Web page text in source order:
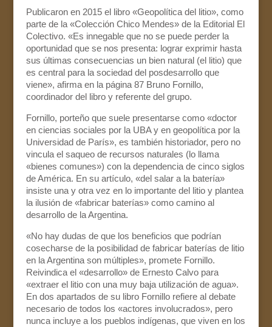
Publicaron en 2015 el libro «Geopolítica del litio», como
parte de la «Colección Chico Mendes» de la Editorial El
Colectivo. «Es innegable que no se puede perder la
oportunidad que se nos presenta: lograr exprimir hasta
sus últimas consecuencias un bien natural (el litio) que
es central para la sociedad del posdesarrollo que
viene», afirma en la página 87 Bruno Fornillo,
coordinador del libro y referente del grupo.
Fornillo, porteño que suele presentarse como «doctor
en ciencias sociales por la UBA y en geopolítica por la
Universidad de París», es también historiador, pero no
vincula el saqueo de recursos naturales (lo llama
«bienes comunes») con la dependencia de cinco siglos
de América. En su artículo, «del salar a la batería»
insiste una y otra vez en lo importante del litio y plantea
la ilusión de «fabricar baterías» como camino al
desarrollo de la Argentina.
«No hay dudas de que los beneficios que podrían
cosecharse de la posibilidad de fabricar baterías de litio
en la Argentina son múltiples», promete Fornillo.
Reivindica el «desarrollo» de Ernesto Calvo para
«extraer el litio con una muy baja utilización de agua».
En dos apartados de su libro Fornillo refiere al debate
necesario de todos los «actores involucrados», pero
nunca incluye a los pueblos indígenas, que viven en los